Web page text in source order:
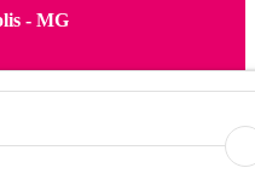
- MG